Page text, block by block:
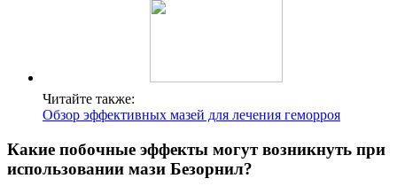
Читайте также:
Обзор эффективных мазей для лечения геморроя
Какие побочные эффекты могут возникнуть при
использовании мази Безорнил?